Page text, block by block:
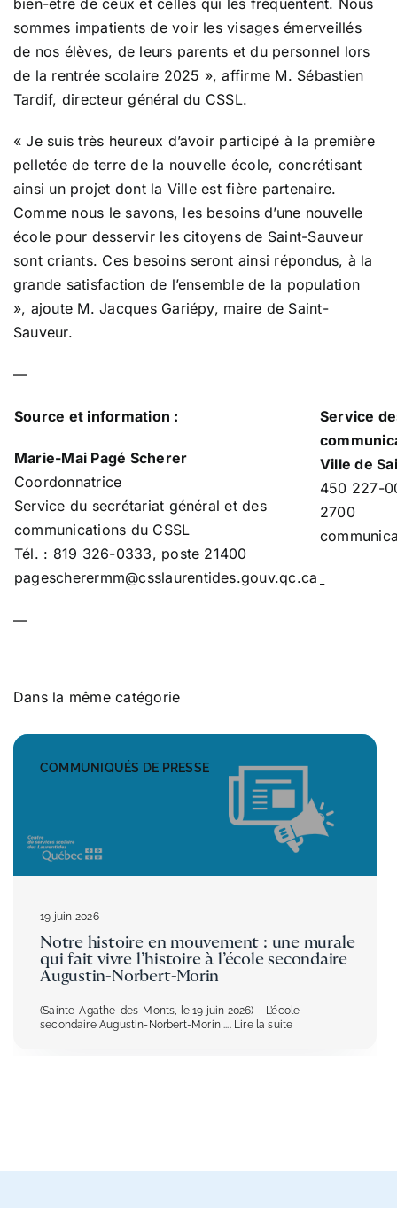
bien-être de ceux et celles qui les fréquentent. Nous
sommes impatients de voir les visages émerveillés
de nos élèves, de leurs parents et du personnel lors
de la rentrée scolaire 2025 », affirme M. Sébastien
Tardif, directeur général du CSSL.
« Je suis très heureux d’avoir participé à la première
pelletée de terre de la nouvelle école, concrétisant
ainsi un projet dont la Ville est fière partenaire.
Comme nous le savons, les besoins d’une nouvelle
école pour desservir les citoyens de Saint-Sauveur
sont criants. Ces besoins seront ainsi répondus, à la
grande satisfaction de l’ensemble de la population
», ajoute M. Jacques Gariépy, maire de Saint-
Sauveur.
—
Source et information :
Marie-Mai Pagé Scherer
Coordonnatrice
Service du secrétariat général et des
communications du CSSL
Tél. : 819 326-0333, poste 21400
pagescherermm@csslaurentides.gouv.qc.ca
Service
Ville de
450 227-
2700
—
Dans la même catégorie
COMMUNIQUÉS DE PRESSE
19 juin 2026
Notre histoire en mouvement : une murale
qui fait vivre l’histoire à l’école secondaire
Augustin-Norbert-Morin
(Sainte-Agathe-des-Monts, le 19 juin 2026) – L’école
secondaire Augustin-Norbert-Morin.... Lire la suite